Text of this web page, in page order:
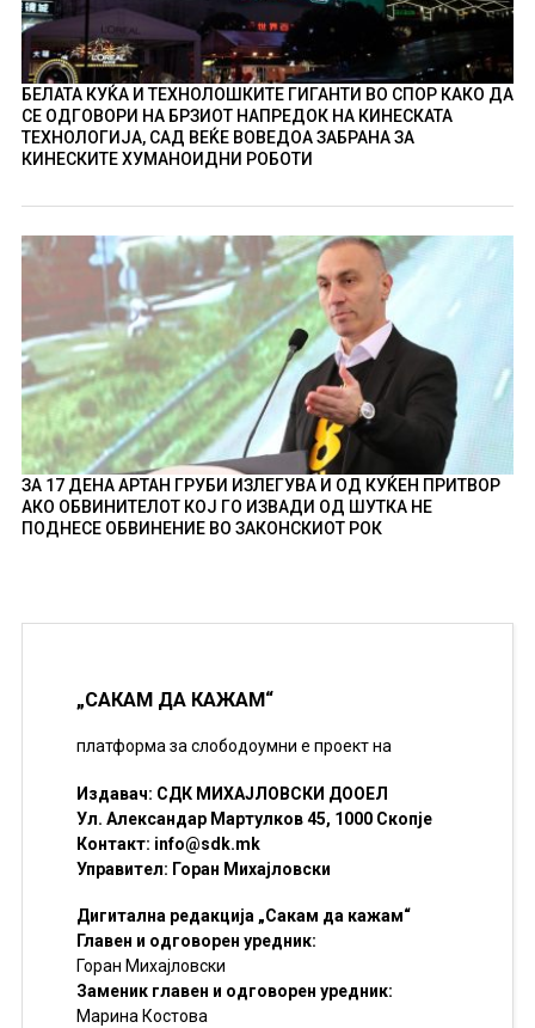
БЕЛАТА КУЌА И ТЕХНОЛОШКИТЕ ГИГАНТИ ВО СПОР КАКО ДА
СЕ ОДГОВОРИ НА БРЗИОТ НАПРЕДОК НА КИНЕСКАТА
ТЕХНОЛОГИЈА, САД ВЕЌЕ ВОВЕДОА ЗАБРАНА ЗА
КИНЕСКИТЕ ХУМАНОИДНИ РОБОТИ
ЗА 17 ДЕНА АРТАН ГРУБИ ИЗЛЕГУВА И ОД КУЌЕН ПРИТВОР
АКО ОБВИНИТЕЛОТ КОЈ ГО ИЗВАДИ ОД ШУТКА НЕ
ПОДНЕСЕ ОБВИНЕНИЕ ВО ЗАКОНСКИОТ РОК
„САКАМ ДА КАЖАМ“
платформа за слободоумни е проект на
Издавач: СДК МИХАЈЛОВСКИ ДООЕЛ
Ул. Александар Мартулков 45, 1000 Скопје
Контакт: info@sdk.mk
Управител: Горан Михајловски
Дигитална редакција „Сакам да кажам“
Главен и одговорен уредник:
Горан Михајловски
Заменик главен и одговорен уредник:
Марина Костова